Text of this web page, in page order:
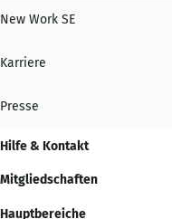
New Work SE
Karriere
Presse
Hilfe & Kontakt
Mitgliedschaften
Hauptbereiche